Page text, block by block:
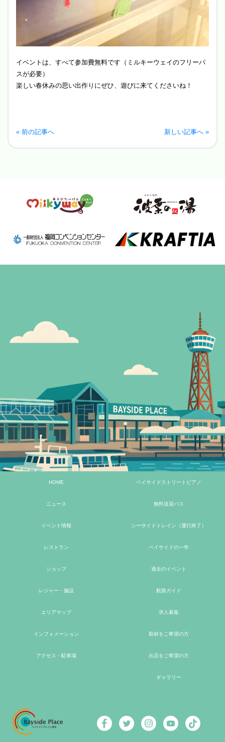
イベントは、すべて参加費無料です（ミルキーウェイのフリーパ
スが必要）
楽しい春休みの思い出作りにぜひ、遊びに来てくださいね！
« 前の記事へ 新しい記事へ »
HOME
ニュース
イベント情報
レストラン
ショップ
レジャー・施設
エリアマップ
インフォメーション
アクセス・駐車場
ベイサイドストリートピアノ
無料送迎バス
シーサイドトレイン（運行終了）
ベイサイドの一年
過去のイベント
航路ガイド
求人募集
取材をご希望の方
出店をご希望の方
ギャラリー